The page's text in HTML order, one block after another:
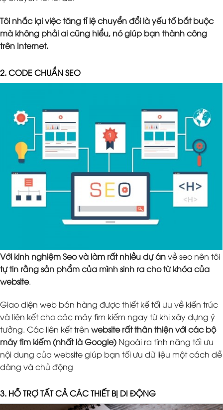
Tôi nhắc lại việc tăng tỉ lệ chuyển đổi là yếu tố bắt buộc
mà không phải ai cũng hiểu, nó giúp bạn thành công
trên Internet.
2. CODE CHUẨN SEO
Với kinh nghiệm Seo và làm rất nhiều dự ánvề seo nên tôi
tự tin rằng sản phẩm của mình sinh ra cho từ khóa của
website.
Giao diện web bán hàng được thiết kế tối ưu về kiến trúc
và liên kết cho các máy tìm kiếm ngay từ khi xây dựng ý
tưởng. Các liên kết trên website rất thân thiện với các bộ
máy tìm kiếm (nhất là Google) Ngoài ra tính năng tối ưu
nội dung của website giúp bạn tối ưu dữ liệu một cách dễ
dàng và chủ động
3. HỖ TRỢ TẤT CẢ CÁC THIẾT BỊ DI ĐỘNG